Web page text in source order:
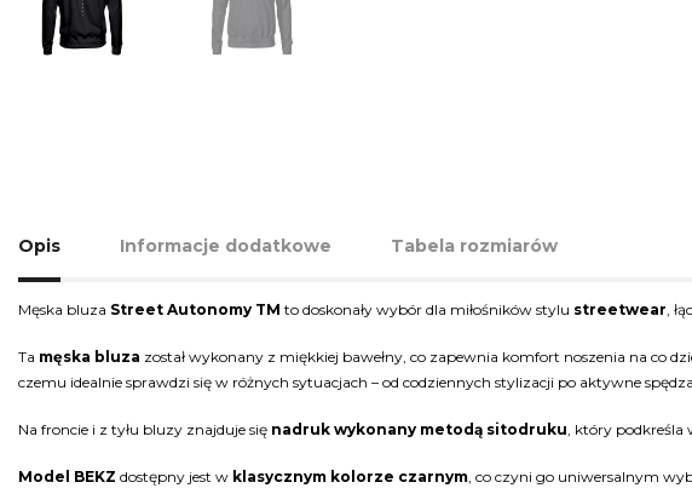
Opis Informacje dodatkowe Tabela rozmiarów
Męska bluza Street Autonomy TM to doskonały wybór dla miłośników stylu streetwear,
Ta męska bluza został wykonany z miękkiej bawełny, co zapewnia komfort noszenia na co
czemu idealnie sprawdzi się w różnych sytuacjach – od codziennych stylizacji po aktywne
Na froncie i z tyłu bluzy znajduje się nadruk wykonany metodą sitodruku, który podkreśla
Model BEKZ dostępny jest w klasycznym kolorze czarnym, co czyni go uniwersalnym